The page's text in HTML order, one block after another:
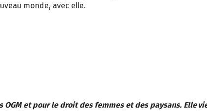
monde, avec elle.
et pour le droit des femmes et des paysans. Elle